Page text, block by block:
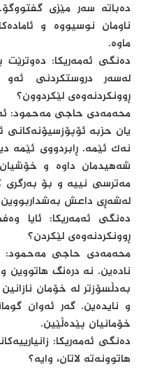
دەباتە سەر مێزی
ناومان نوسیووە و
ماوە.
دەنگی ئەمەریکا: دەوترێت
لەسەر دروستکردنی
ڕوونکردنەوەی لێکردوون؟
محەمەدی حاجی مەحمود:
یان حزبە ئۆپۆزسیۆنەکانی
نەک ئێمە. ڕابردووی ئێمە
شەهیدمان داوە و
مەترسی نییە و بۆ
لەشەڕی داعش
دەنگی ئەمەریکا: ئایا
ڕوونکردنەوەی لێکردن؟
محەمەدی حاجی مەحمود:
نادەین. نە درەنگ
بەدڵسۆزتر لە خۆمان
و نایدەین. گەر ئەوان
خۆمانیان پێدەڵێین.
دەنگی ئەمەریکا:
هاتوونەتە لاتان، وایە؟